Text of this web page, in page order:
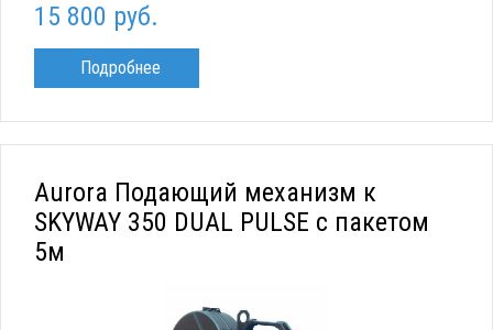
15 800 руб.
Подробнее
Aurora Подающий механизм к
SKYWAY 350 DUAL PULSE c пакетом
5м